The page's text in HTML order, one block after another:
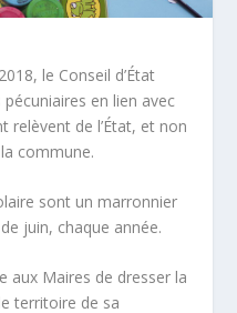
le Conseil d’État
en lien avec
relèvent de l’État, et non
commune.
sont un marronnier
juin, chaque année.
aux Maires de dresser la
territoire de sa